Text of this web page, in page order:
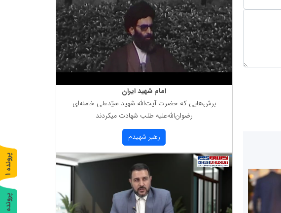
امام شهید ایران
برش‌هایی كه حضرت آیت‌الله شهید سیّدعلی خامنه‌ای
رضوان‌الله‌علیه طلب شهادت میكردند
رهبر شهیدم
پ
ر
و
ن
د
ه
1
پ
2